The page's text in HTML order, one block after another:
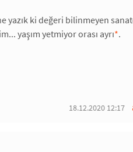
ki değeri bilinmeyen
yaşım yetmiyor orası ayrı*.
18.12.2020 12:17